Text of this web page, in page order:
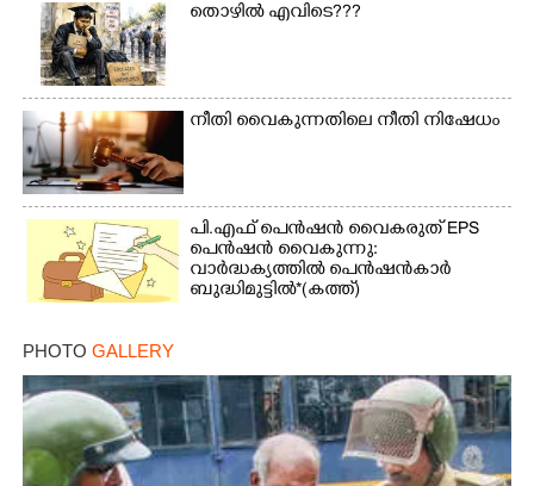
തൊഴിൽ എവിടെ???
നീതി വൈകുന്നതിലെ നീതി നിഷേധം
പി.എഫ് പെൻഷൻ വൈകരുത് EPS
പെൻഷൻ വൈകുന്നു:
വാർദ്ധക്യത്തിൽ പെൻഷൻകാർ
ബുദ്ധിമുട്ടിൽ*(കത്ത്)
PHOTO GALLERY